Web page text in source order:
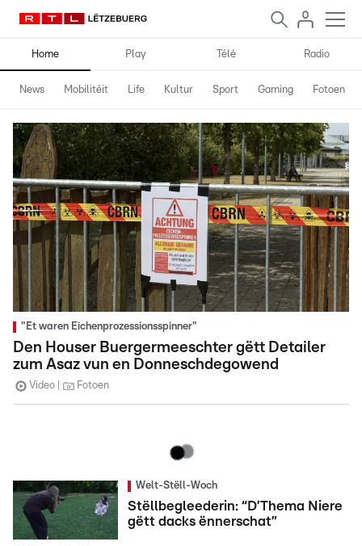
Home Play Télé Radio
News Mobilitéit Life Kultur Sport Gaming Fotoen
"Et waren Eichenprozessionsspinner"
Den Houser Buergermeeschter gëtt Detailer
zum Asaz vun en Donneschdegowend
Video Fotoen
Welt-Stëll-Woch
Stëllbegleederin: “D’Thema Niere
gëtt dacks ënnerschat”